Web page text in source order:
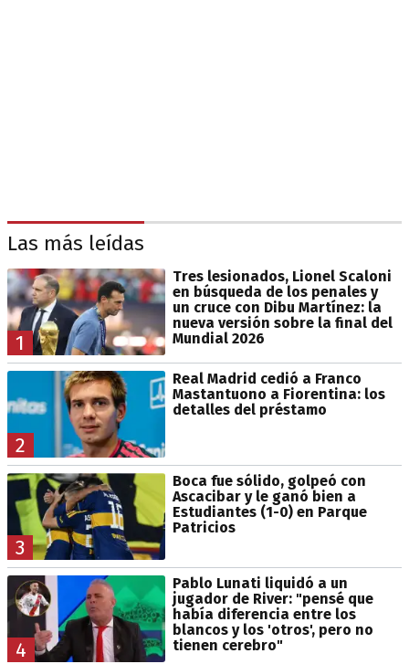
Las más leídas
1
Tres lesionados, Lionel Scaloni
en búsqueda de los penales y
un cruce con Dibu Martínez: la
nueva versión sobre la final del
Mundial 2026
2
Real Madrid cedió a Franco
Mastantuono a Fiorentina: los
detalles del préstamo
3
Boca fue sólido, golpeó con
Ascacibar y le ganó bien a
Estudiantes (1-0) en Parque
Patricios
4
Pablo Lunati liquidó a un
jugador de River: "pensé que
había diferencia entre los
blancos y los 'otros', pero no
tienen cerebro"